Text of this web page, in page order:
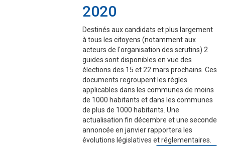
2020
Destinés aux candidats et plus largement
à tous les citoyens (notamment aux
acteurs de l'organisation des scrutins) 2
guides sont disponibles en vue des
élections des 15 et 22 mars prochains. Ces
documents regroupent les règles
applicables dans les communes de moins
de 1000 habitants et dans les communes
de plus de 1000 habitants. Une
actualisation fin décembre et une seconde
annoncée en janvier rapportera les
évolutions législatives et réglementaires.